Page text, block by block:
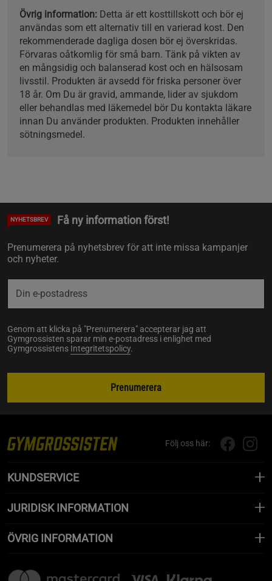
Övrig information: Detta är ett kosttillskott och bör ej
användas som ett alternativ till en varierad kost. Den
rekommenderade dagliga dosen bör ej överskridas.
Förvaras oåtkomlig för små barn. Tänk på vikten av
en mångsidig och balanserad kost och en hälsosam
livsstil. Produkten är avsedd för friska personer över
18 år. Om Du är gravid, ammande, lider av sjukdom
eller behandlas med läkemedel bör Du kontakta läkare
innan Du använder produkten. Produkten innehåller
sötningsmedel.
NYHETSBREV Få ny information först!
Prenumerera på nyhetsbrev för att inte missa kampanjer
och nyheter.
Genom att klicka på "Prenumerera" accepterar jag att
Gymgrossisten sparar min e-postadress i enlighet med
Gymgrossistens Integritetspolicy.
Prenumerera
Följ oss här:
KUNDSERVICE
JURIDISK INFORMATION
ÖVRIG INFORMATION